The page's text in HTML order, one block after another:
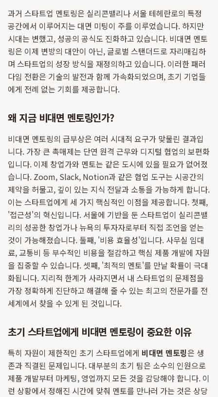
과거 스타트업 멘토링은 실리콘밸리나 서울 테헤란로의 특정
공간에서 이루어지는 대면 미팅이 주를 이루었습니다. 하지만
시대는 변했고, 성공의 공식도 진화하고 있습니다. 비대면 멘토
링은 이제 변방의 대안이 아닌, 글로벌 스탠더드로 자리매김하
며 스타트업의 성장 방식을 재정의하고 있습니다. 이러한 패러
다임 전환은 기술의 발전과 함께 가속화되었으며, 초기 기업들
에게 전례 없는 기회를 제공합니다.
왜 지금 비대면 멘토링인가?
비대면 멘토링의 급부상은 여러 시대적 요구가 맞물린 결과입
니다. 가장 큰 촉매제는 단연 원격 근무와 디지털 협업의 보편화
입니다. 이제 창업가와 멘토는 같은 도시에 있을 필요가 없어졌
습니다. Zoom, Slack, Notion과 같은 협업 도구는 시공간의
제약을 허물고, 깊이 있는 지식 전달과 소통을 가능하게 합니다.
이는 스타트업에게 세 가지 핵심적인 이점을 제공합니다. 첫째,
'접근성'의 혁신입니다. 서울에 기반을 둔 스타트업이 실리콘밸
리의 성공한 창업가나 뉴욕의 투자자로부터 직접 조언을 얻는
것이 가능해졌습니다. 둘째, '비용 효율성'입니다. 사무실 임대
료, 교통비 등 부수적인 비용을 절감하고 핵심 제품 개발에 자원
을 집중할 수 있습니다. 셋째, '최적의 멘토'를 만날 확률이 극대
화됩니다. 지리적 한계가 사라지면서 내 스타트업의 문제점을
가장 정확하게 진단하고 해결해 줄 수 있는 최고의 전문가를 전
세계에서 찾을 수 있게 된 것입니다.
초기 스타트업에게 비대면 멘토링이 중요한 이유
특히 자원이 제한적인 초기 스타트업에게 비대면 멘토링은 생
존과 직결된 문제입니다. 대부분의 초기 팀은 소수의 인원으로
제품 개발부터 마케팅, 영업까지 모든 것을 감당해야 합니다. 이
런 상황에서 정해진 시간에 맞춰 멘토를 만나러 가는 것은 상당